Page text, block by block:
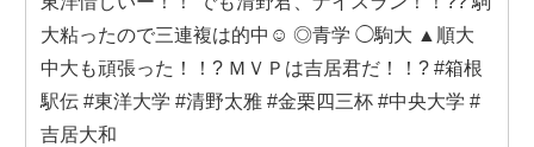
大粘ったので三連複は的中☺️ ◎青学 ◯駒大 ▲順大
中大も頑張った！！? ＭＶＰは吉居君だ！！? #箱根
駅伝 #東洋大学 #清野太雅 #金栗四三杯 #中央大学 #
吉居大和